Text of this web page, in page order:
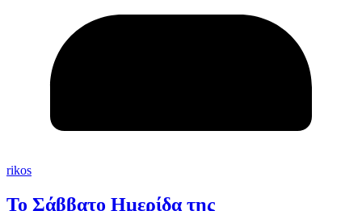
rikos
Το Σάββατο Ημερίδα της